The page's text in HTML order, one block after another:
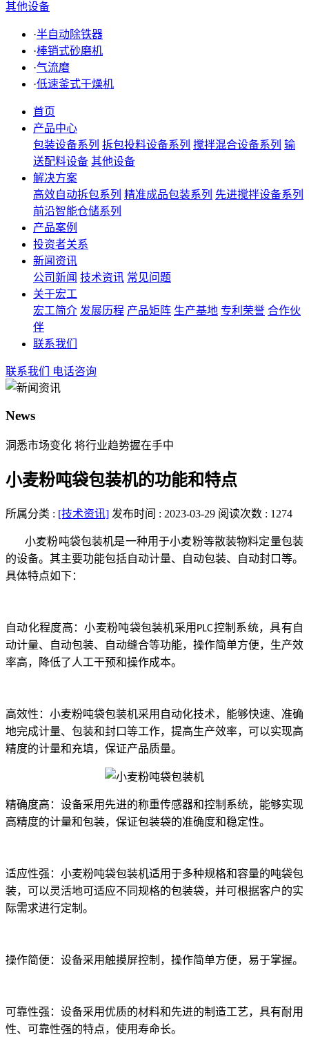
其他设备
·半自动除铁器
·棒销式砂磨机
·气流磨
·低速釜式干燥机
首页
产品中心
包装设备系列 拆包投料设备系列 搅拌混合设备系列 输
送配料设备 其他设备
解决方案
高效自动拆包系列 精准成品包装系列 先进搅拌设备系列
前沿智能仓储系列
产品案例
投资者关系
新闻资讯
公司新闻 技术资讯 常见问题
关于宏工
宏工简介 发展历程 产品矩阵 生产基地 专利荣誉 合作伙
伴
联系我们
联系我们 电话咨询
News
洞悉市场变化 将行业趋势握在手中
小麦粉吨袋包装机的功能和特点
所属分类 : [技术资讯] 发布时间 : 2023-03-29 阅读次数 : 1274
小麦粉吨袋包装机是一种用于小麦粉等散装物料定量包装
的设备。其主要功能包括自动计量、自动包装、自动封口等。
具体特点如下：
自动化程度高：小麦粉吨袋包装机采用 PLC控制系统，具有自
动计量、自动包装、自动缝合等功能，操作简单方便，生产效
率高，降低了人工干预和操作成本。
高效性：小麦粉吨袋包装机采用自动化技术，能够快速、准确
地完成计量、包装和封口等工作，提高生产效率，可以实现高
精度的计量和充填，保证产品质量。
精确度高：设备采用先进的称重传感器和控制系统，能够实现
高精度的计量和包装，保证包装袋的准确度和稳定性。
适应性强：小麦粉吨袋包装机适用于多种规格和容量的吨袋包
装，可以灵活地可适应不同规格的包装袋，并可根据客户的实
际需求进行定制。
操作简便：设备采用触摸屏控制，操作简单方便，易于掌握。
可靠性强：设备采用优质的材料和先进的制造工艺，具有耐用
性、可靠性强的特点，使用寿命长。